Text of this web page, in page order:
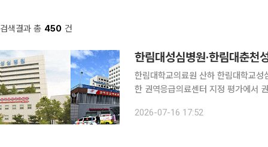
검색결과 총 450 건
한림대성심병원·한림대춘천
한림대학교의료원 산하 한림대학교
한 권역응급의료센터 지정 평가에서 권역응급의료센
2026-07-16 17:52